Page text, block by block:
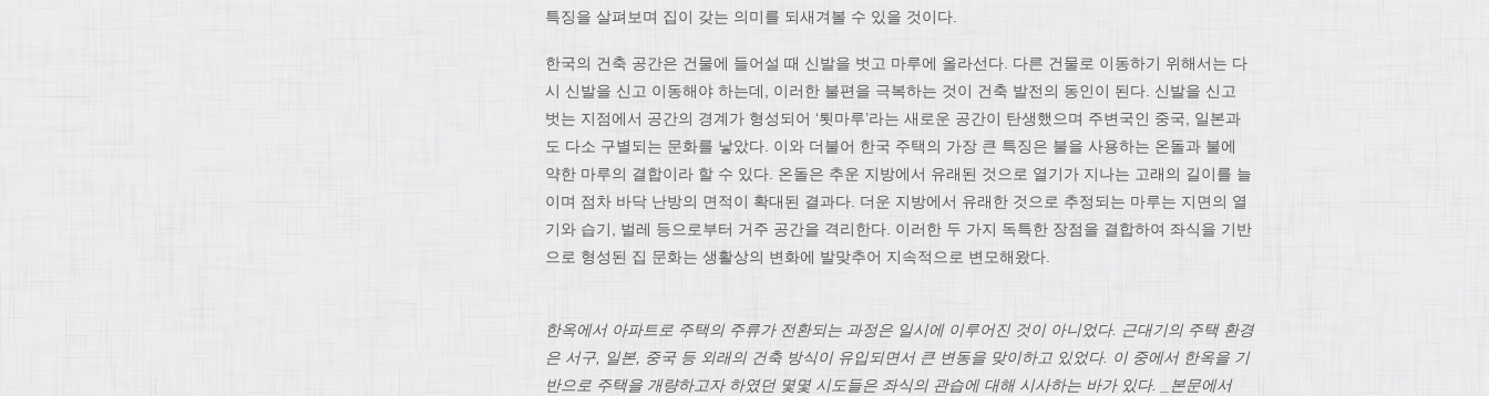
특징을 살펴보며 집이 갖는 의미를 되새겨볼 수 있을 것이다.
한국의 건축 공간은 건물에 들어설 때 신발을 벗고 마루에 올라선다. 다른 건물로 이동하기 위해서는 다
시 신발을 신고 이동해야 하는데, 이러한 불편을 극복하는 것이 건축 발전의 동인이 된다. 신발을 신고
벗는 지점에서 공간의 경계가 형성되어 ‘툇마루’라는 새로운 공간이 탄생했으며 주변국인 중국, 일본과
도 다소 구별되는 문화를 낳았다. 이와 더불어 한국 주택의 가장 큰 특징은 불을 사용하는 온돌과 불에
약한 마루의 결합이라 할 수 있다. 온돌은 추운 지방에서 유래된 것으로 열기가 지나는 고래의 길이를 늘
이며 점차 바닥 난방의 면적이 확대된 결과다. 더운 지방에서 유래한 것으로 추정되는 마루는 지면의 열
기와 습기, 벌레 등으로부터 거주 공간을 격리한다. 이러한 두 가지 독특한 장점을 결합하여 좌식을 기반
으로 형성된 집 문화는 생활상의 변화에 발맞추어 지속적으로 변모해왔다.
한옥에서 아파트로 주택의 주류가 전환되는 과정은 일시에 이루어진 것이 아니었다. 근대기의 주택 환경
은 서구, 일본, 중국 등 외래의 건축 방식이 유입되면서 큰 변동을 맞이하고 있었다. 이 중에서 한옥을 기
반으로 주택을 개량하고자 하였던 몇몇 시도들은 좌식의 관습에 대해 시사하는 바가 있다. _본문에서